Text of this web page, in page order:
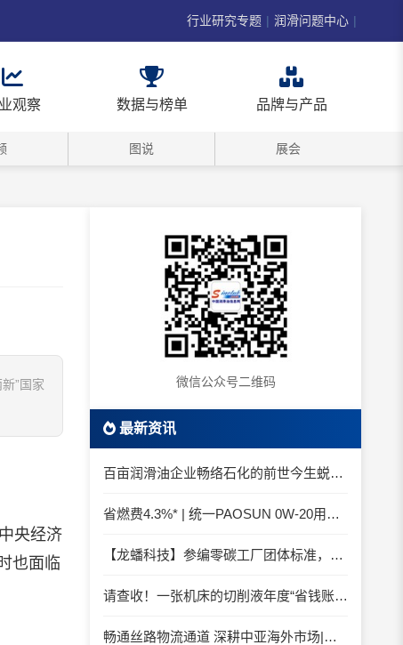
行业研究专题 | 润滑问题中心 |
观察 数据与榜单 品牌与产品
图说 展会
”国家
央经济
也面临
微信公众号二维码
最新资讯
百亩润滑油企业畅络石化的前世今生蜕变之路
省燃费4.3%* | 统一PAOSUN 0W-20用认证和标准说话
【龙蟠科技】参编零碳工厂团体标准，龙蟠科技以绿色智造锚定零碳未来
请查收！一张机床的切削液年度“省钱账单”
畅通丝路物流通道 深耕中亚海外市场|中国石化SINOPEC润滑油北京-阿拉木图图定班列顺利抵达